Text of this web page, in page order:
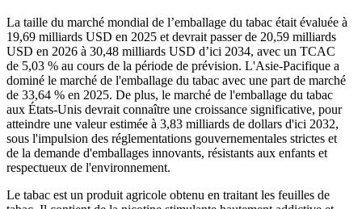
La taille du marché mondial de l’emballage du tabac était évaluée à
19,69 milliards USD en 2025 et devrait passer de 20,59 milliards
USD en 2026 à 30,48 milliards USD d’ici 2034, avec un TCAC
de 5,03 % au cours de la période de prévision. L'Asie-Pacifique a
dominé le marché de l'emballage du tabac avec une part de marché
de 33,64 % en 2025. De plus, le marché de l'emballage du tabac
aux États-Unis devrait connaître une croissance significative, pour
atteindre une valeur estimée à 3,83 milliards de dollars d'ici 2032,
sous l'impulsion des réglementations gouvernementales strictes et
de la demande d'emballages innovants, résistants aux enfants et
respectueux de l'environnement.
Le tabac est un produit agricole obtenu en traitant les feuilles de